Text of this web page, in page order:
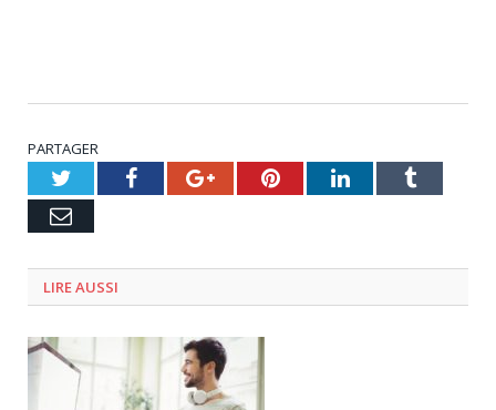
PARTAGER
TwitterFacebookGoogle+PinterestLinkedInTumblr
Email
LIRE AUSSI